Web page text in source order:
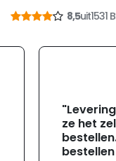
8,5uit1531
ze het